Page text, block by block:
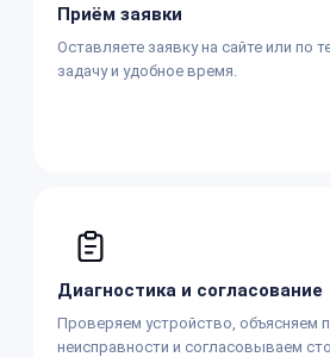
Приём заявки
Оставляете заявку на сайте или по
задачу и удобное время.
Диагностика и согласование
Проверяем устройство, объясняем
неисправности и согласовываем